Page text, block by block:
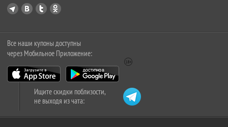
Все наши купоны доступны
через Мобильное Приложение:
Ищите скидки поблизости,
не выходя из чата: